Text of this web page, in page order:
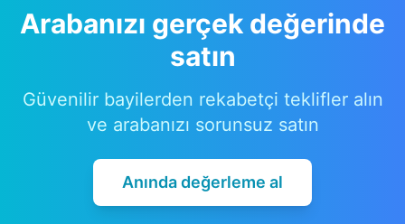
Arabanızı gerçek değerinde
satın
Güvenilir bayilerden rekabetçi teklifler alın
ve arabanızı sorunsuz satın
Anında değerleme al